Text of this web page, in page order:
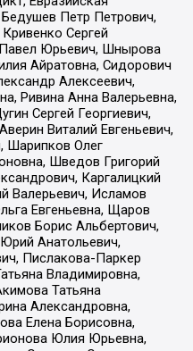
Петр Петрович,
Сергей
Юрьевич, Шнырова
Айратовна, Сидорович
Алексеевич,
Ривина Анна Валерьевна,
Сергей Георгиевич,
Виталий Евгеньевич,
Шарипков Олег
Шведов Григорий
Каргалицкий
Валерьевич, Исламов
Евгеньевна, Щаров
Борис Альбертович,
Анатольевич,
Пислакова-Паркер
Владимировна,
Татьяна
Александровна,
Елена Борисовна,
Юлия Юрьевна,